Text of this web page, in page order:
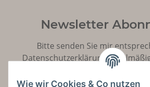
Newsletter
Bitte senden Sie mir
Datenschutzerklärung
widerruflich Informationen zu Ihrem
per E-Mail zu.
Wie wir Cookies & Co nutzen